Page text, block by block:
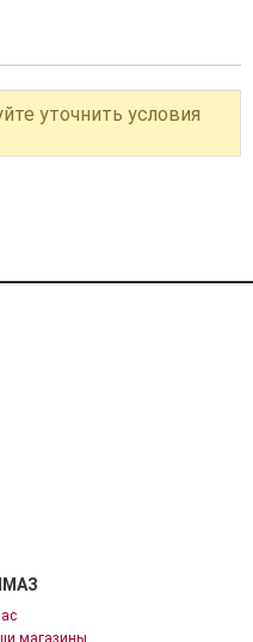
уточнить условия
магазины